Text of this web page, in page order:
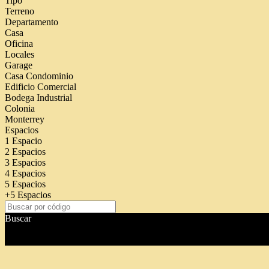
Terreno
Departamento
Casa
Oficina
Locales
Garage
Casa Condominio
Edificio Comercial
Bodega Industrial
Colonia
Monterrey
Espacios
1 Espacio
2 Espacios
3 Espacios
4 Espacios
5 Espacios
+5 Espacios
Buscar